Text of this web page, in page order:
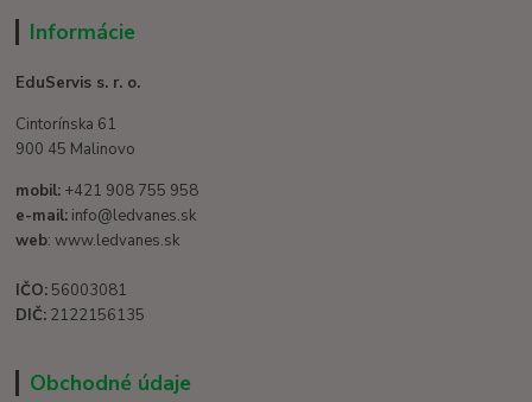
Informácie
EduServis s. r. o.
Cintorínska 61
900 45 Malinovo
mobil: +421 908 755 958
e-mail: info@ledvanes.sk
web: www.ledvanes.sk
IČO: 56003081
DIČ: 2122156135
Obchodné údaje